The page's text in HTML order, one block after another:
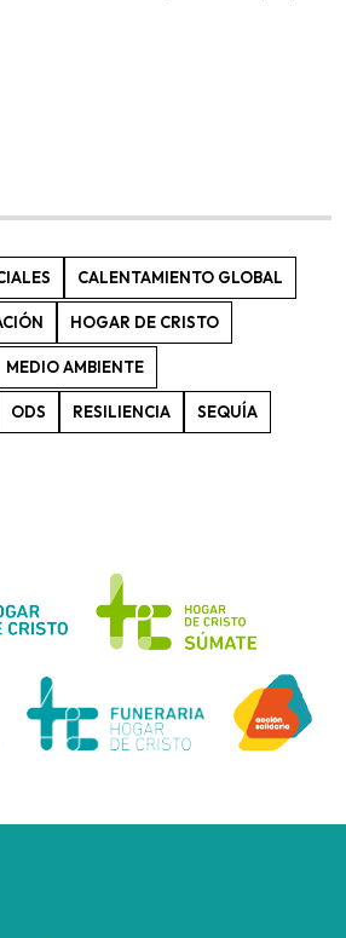
CALENTAMIENTO GLOBAL
HOGAR DE CRISTO
MEDIO AMBIENTE
ODS RESILIENCIA SEQUÍA